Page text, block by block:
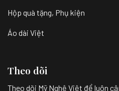
Hộp quà tặng, Phụ kiện
Áo dài Việt
Theo dõi
Theo dõi Mỹ Nghệ Việt để luôn